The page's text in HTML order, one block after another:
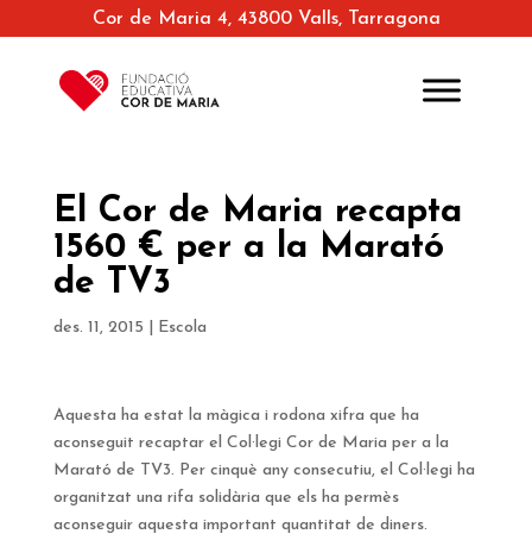
Cor de Maria 4, 43800 Valls, Tarragona
El Cor de Maria recapta
1560 € per a la Marató
de TV3
des. 11, 2015 Escola
Aquesta ha estat la màgica i rodona xifra que ha
aconseguit recaptar el Col·legi Cor de Maria per a la
Marató de TV3. Per cinquè any consecutiu, el Col·legi ha
organitzat una rifa solidària que els ha permès
aconseguir aquesta important quantitat de diners.